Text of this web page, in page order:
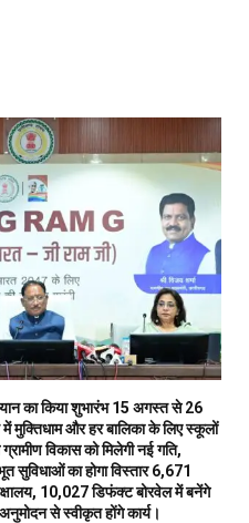
का किया शुभारंभ 15 अगस्त से 26
मुक्तिधाम और हर बालिका के लिए स्कूलों
विकास को मिलेगी नई गति,
का होगा विस्तार 6,671
10,027 डिफंक्ट बोरवेल में बनेंगे
से स्वीकृत होंगे कार्य।